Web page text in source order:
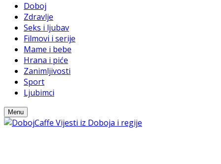
Doboj
Zdravlje
Seks i ljubav
Filmovi i serije
Mame i bebe
Hrana i piće
Zanimljivosti
Sport
Ljubimci
Menu